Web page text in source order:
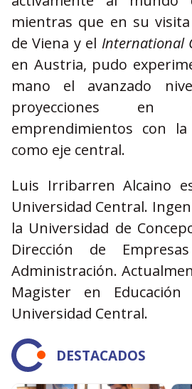
mientras que en su
de Viena y el International
en Austria, pudo
mano el avanzado
proyecciones en
emprendimientos con
como eje central.
Luis Irribarren Alcaino
Universidad Central.
la Universidad de
Dirección de
Administración.
Magister en
Universidad Central.
DESTACADOS